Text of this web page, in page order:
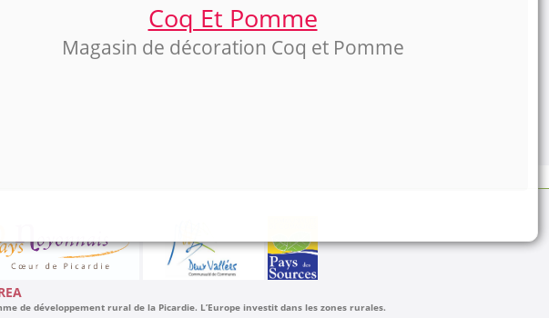
Coq Et Pomme
Magasin de décoration Coq et Pomme
de développement rural de la Picardie. L’Europe investit dans les zones rurales.